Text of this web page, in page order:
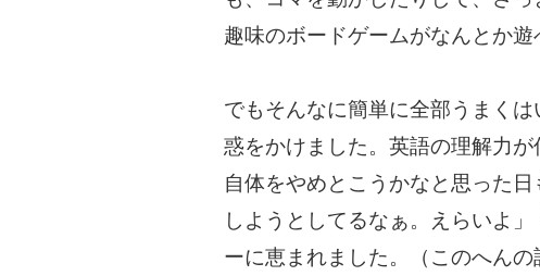
趣味のボードゲームがなんとか遊
でもそんなに簡単に全部うまく
惑をかけました。英語の理解力
自体をやめとこうかなと思った
しようとしてるなぁ。えらいよ
ーに恵まれました。（このへんの